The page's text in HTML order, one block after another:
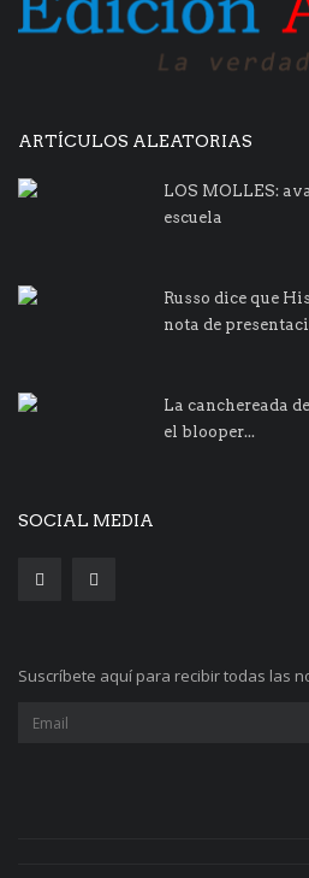
ARTÍCULOS ALEATORIAS
LOS MOLLES:
escuela
Russo dice que
nota de
La canchereada
el blooper...
SOCIAL MEDIA
Suscríbete aquí para recibir todas las